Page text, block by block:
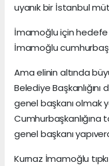
uyanık bir İstanbul
İmamoğlu için
İmamoğlu
Ama elinin altında
Belediye
genel başkanı olmak
Cumhurbaşkanlığına
genel başkanı
Kurnaz İmamoğlu